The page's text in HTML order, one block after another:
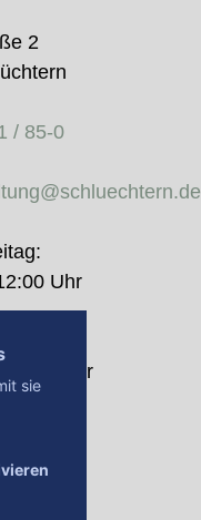
2
/ 85-0
Uhr
18:00 Uhr
sie